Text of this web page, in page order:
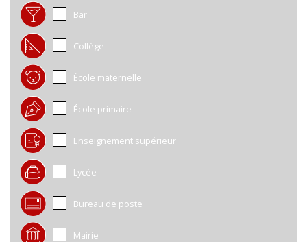
Bar
Collège
École maternelle
École primaire
Enseignement supérieur
Lycée
Bureau de poste
Mairie